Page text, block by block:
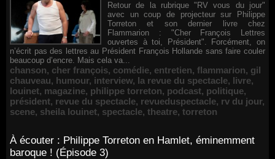
Retour de la rubrique "RV vous du jour"
avec un coup de projecteur sur Philippe
Torreton et son dernier livre chez
Flammarion : "Cher François Lettres
ouvertes à toi, Président". Forcément, on
n’écrit pas des lettres au Président François Hollande sans faire couler
beaucoup d’encre. Mais cela va...
chanson, cher françois, comédie, entretien, flammarion, gil
chauveau, humour, interview, la revue du spectacle, livre,
louinet, magazine, philippe torreton, podcast, politique,
président, revue du spectacle, revueduspectacle, rv du jour,
scene, sheila louinet, spectacle, theatre, torreton
À écouter : Philippe Torreton en Hamlet, éminemment
baroque ! (Épisode 3)